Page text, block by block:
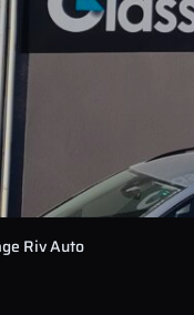
Riv Auto